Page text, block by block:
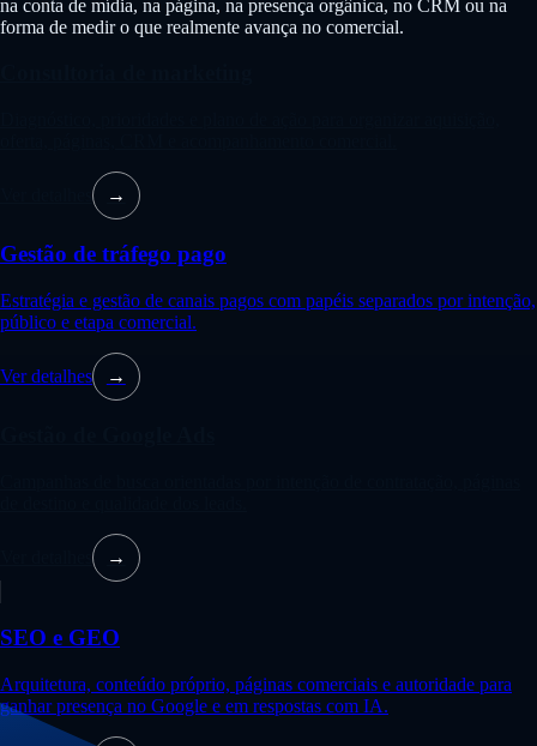
na conta de mídia, na página, na presença orgânica, no CRM ou na
forma de medir o que realmente avança no comercial.
→
Gestão de tráfego pago
Estratégia e gestão de canais pagos com papéis separados por intenção,
público e etapa comercial.
Ver detalhes →
→
SEO e GEO
Arquitetura, conteúdo próprio, páginas comerciais e autoridade para
ganhar presença no Google e em respostas com IA.